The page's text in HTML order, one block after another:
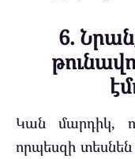
6.
Կան մարդիկ,
որպեսզի տեսնեն